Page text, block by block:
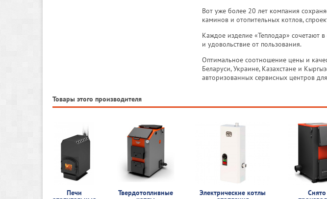
Вот уже более 20 лет компания
каминов и отопительных котлов,
Каждое изделие «Теплодар» сочетают
и удовольствие от пользования.
Оптимальное соотношение цены и
Беларуси, Украине, Казахстане и
авторизованных сервисных центров
Товары этого производителя
Печи Твердотопливные Электрические котлы Снято